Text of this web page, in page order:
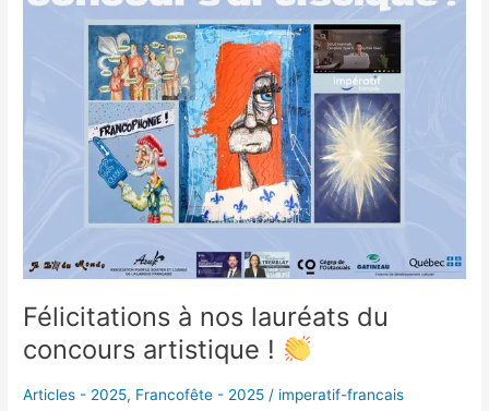
Félicitations à nos lauréats du
concours artistique !
Articles - 2025, Francofête - 2025 / imperatif-francais
nos